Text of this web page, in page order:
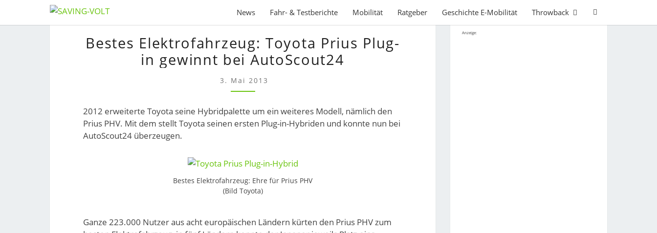
Skip
News Fahr- & Testberichte Mobilität Ratgeber Geschichte E-Mobilität Throwback
Search
ELEKTROFAHRZEUG:
TOYOTA
PRIUS
PLUG-
IN
BEI
AUTOSCOUT24
Bestes Elektrofahrzeug: Toyota Prius Plug-
in gewinnt bei AutoScout24
3. Mai 2013
2012 erweiterte Toyota seine Hybridpalette um ein weiteres Modell, nämlich den
Prius PHV. Mit dem stellt Toyota seinen ersten Plug-in-Hybriden und konnte nun bei
AutoScout24 überzeugen.
Bestes Elektrofahrzeug: Ehre für Prius PHV
(Bild Toyota)
Ganze 223.000 Nutzer aus acht europäischen Ländern kürten den Prius PHV zum
Anzeige: